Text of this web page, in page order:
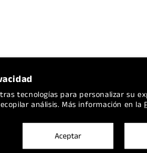
tecnologías para personalizar su
análisis. Más información en la
Aceptar